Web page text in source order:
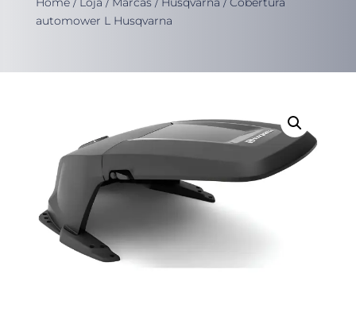
automower L Husqvarna